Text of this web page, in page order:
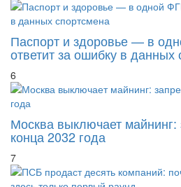
Паспорт и здоровье — в
ответит за ошибку в данных
6
Москва выключает майнинг:
конца 2032 года
7